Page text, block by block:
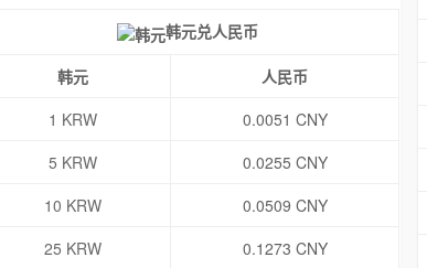
韩元兑人民币
韩元
人民币
1 KRW
0.0051 CNY
5 KRW
0.0255 CNY
10 KRW
0.0509 CNY
25 KRW
0.1273 CNY